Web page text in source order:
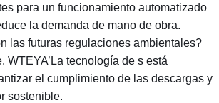
para un funcionamiento automatizado
la demanda de mano de obra.
las futuras regulaciones ambientales?
WTEYA’La tecnología de s está
el cumplimiento de las descargas y
sostenible.